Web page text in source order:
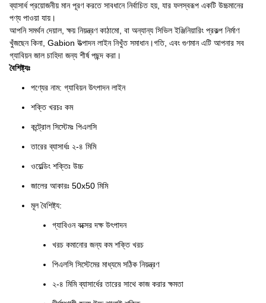
ব্যাসার্ধ প্রয়োজনীয় মান পূরণ করতে সাবধানে নির্বাচিত হয়, যার ফলস্বরূপ একটি উচ্চমানের
পণ্য পাওয়া যায়।
আপনি সমর্থন দেয়াল, ক্ষয় নিয়ন্ত্রণ কাঠামো, বা অন্যান্য সিভিল ইঞ্জিনিয়ারিং প্রকল্প নির্মাণ
খুঁজছেন কিনা, Gabion উত্পাদন লাইন নিখুঁত সমাধান।গতি, এবং গুণমান এটি আপনার সব
গ্যাবিয়ন জাল চাহিদা জন্য শীর্ষ পছন্দ করা।
বৈশিষ্ট্যঃ
পণ্যের নাম: গ্যাবিয়ন উৎপাদন লাইন
শক্তি খরচঃ কম
কন্ট্রোল সিস্টেমঃ পিএলসি
তারের ব্যাসার্ধঃ ২-৪ মিমি
ওয়েল্ডিং শক্তিঃ উচ্চ
জালের আকারঃ 50x50 মিমি
মূল বৈশিষ্ট্য:
গ্যাবিওন বক্সের দক্ষ উৎপাদন
খরচ কমানোর জন্য কম শক্তি খরচ
পিএলসি সিস্টেমের মাধ্যমে সঠিক নিয়ন্ত্রণ
২-৪ মিমি ব্যাসার্ধের তারের সাথে কাজ করার ক্ষমতা